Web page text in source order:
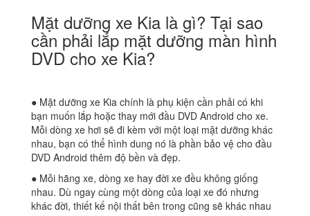
Mặt dưỡng xe Kia là gì? Tại sao
cần phải lắp mặt dưỡng màn hình
DVD cho xe Kia?
● Mặt dưỡng xe Kia chính là phụ kiện cần phải có khi
bạn muốn lắp hoặc thay mới đầu DVD Android cho xe.
Mỗi dòng xe hơi sẽ đi kèm với một loại mặt dưỡng khác
nhau, bạn có thể hình dung nó là phần bảo vệ cho đầu
DVD Android thêm độ bền và đẹp.
● Mỗi hãng xe, dòng xe hay đời xe đều không giống
nhau. Dù ngay cùng một dòng của loại xe đó nhưng
khác đời, thiết kế nội thất bên trong cũng sẽ khác nhau